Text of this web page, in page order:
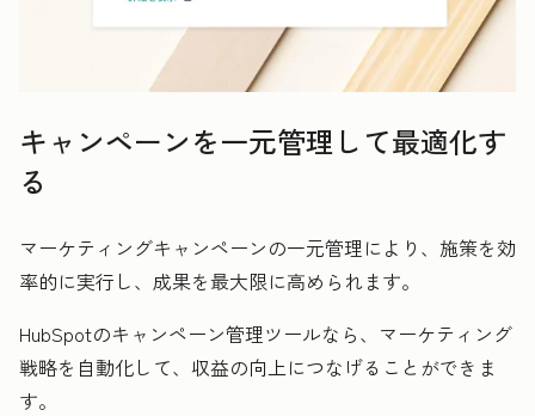
キャンペーンを一元管理して最適化す
る
マーケティングキャンペーンの一元管理により、施策を効
率的に実行し、成果を最大限に高められます。
HubSpotのキャンペーン管理ツールなら、マーケティング
戦略を自動化して、収益の向上につなげることができま
す。